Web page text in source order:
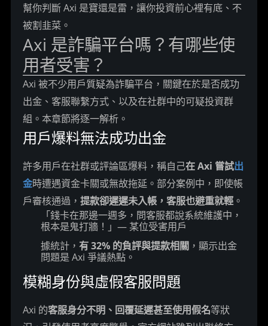
幫你判斷 Axi 是寶還是雷，讓你投資前心裡有底、不
被割韭菜。
Axi 是詐騙平台嗎？有哪些使
用者受害？
Axi 被不少用戶質疑為詐騙平台，關鍵在於是否成功
出金、客服聯繫方式、以及在社群中的可疑投資群
組。本章節將逐一解析。
用戶爆料無法成功出金
許多用戶在社群或評論區爆料，稱自己在 Axi 嘗試出
金時遭遇資金卡關或無故拖延。部分案例中，即使帳
戶審核通過，提款卻遲遲未入帳，客服也避重就輕 。
「錢卡在那邊一週多，問客服都說系統維護中，
根本是鬼打牆！」— 某位受害用戶
據統計，有 32% 的負評與提款相關 ，顯示出金
問題是 Axi 爭議熱點。
模糊身份與虛假客服問題
Axi 的客服身分不明、回覆延遲甚至使用假名等狀